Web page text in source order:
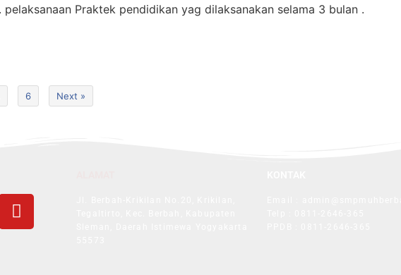
pelaksanaan Praktek pendidikan yag dilaksanakan selama 3 bulan .
6 Next »